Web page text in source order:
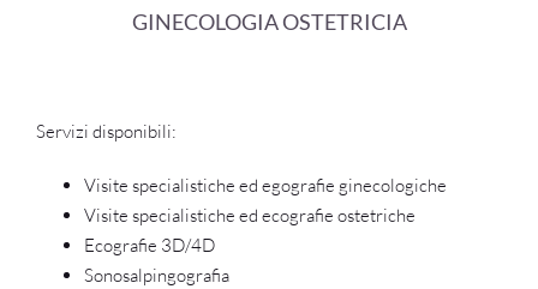
GINECOLOGIA OSTETRICIA
Servizi disponibili:
Visite specialistiche ed egografie ginecologiche
Visite specialistiche ed ecografie ostetriche
Ecografie 3D/4D
Sonosalpingografia